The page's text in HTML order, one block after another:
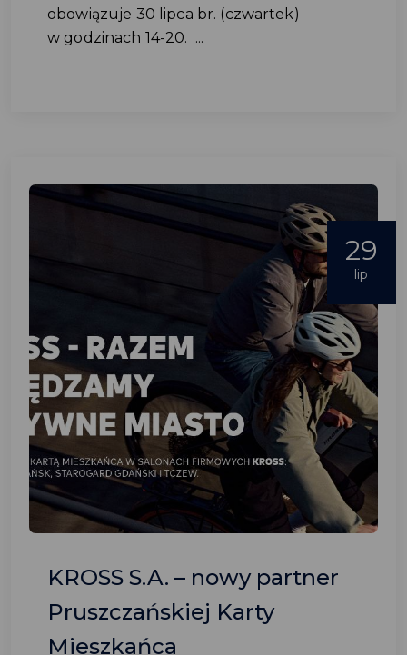
obowiązuje 30 lipca br. (czwartek)
w godzinach 14-20. ...
29
lip
KROSS S.A. – nowy partner
Pruszczańskiej Karty
Mieszkańca